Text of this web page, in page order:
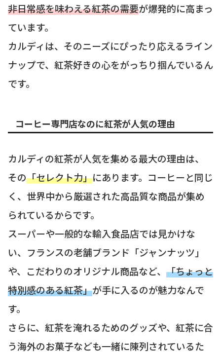
非日常感を味わえる紅茶の需要が爆発的に高まっ
ています。
カルディは、そのニーズにぴったり応えるライン
ナップで、紅茶好きの心をがっちり掴んでいるん
です。
コーヒー専門店なのに紅茶が人気の理由
カルディの紅茶が人気を集める最大の理由は、
その「セレクト力」にあります。コーヒーと同じ
く、世界中から厳選された高品質な商品が集め
られているからです。
スーパーや一般的な輸入食品店では見かけな
い、フランスの老舗ブランド「ジャンナッツ」
や、こだわりのオリジナル商品など、 「ちょっと
特別感のある紅茶」が手に入るのが魅力なんで
す。
さらに、紅茶を淹れるためのグッズや、紅茶に合
う海外のお菓子なども一緒に陳列されているた